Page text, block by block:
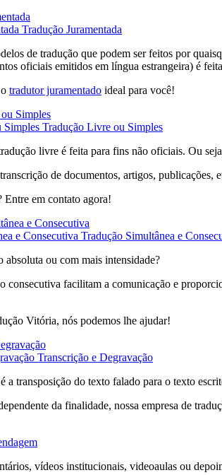
Tradução Juramentada
de tradução que podem ser feitos por
oficiais emitidos em língua estrangeira) é
tradutor juramentado ideal para você!
Tradução Livre ou Simples
livre é feita para fins não oficiais. Ou
de documentos, artigos, publicações,
Entre em contato agora!
Tradução Simultânea e
absoluta ou com mais intensidade?
consecutiva facilitam a comunicação e
Vitória, nós podemos lhe ajudar!
Transcrição e Degravação
a transposição do texto falado para o texto
da finalidade, nossa empresa de
vídeos institucionais, videoaulas ou